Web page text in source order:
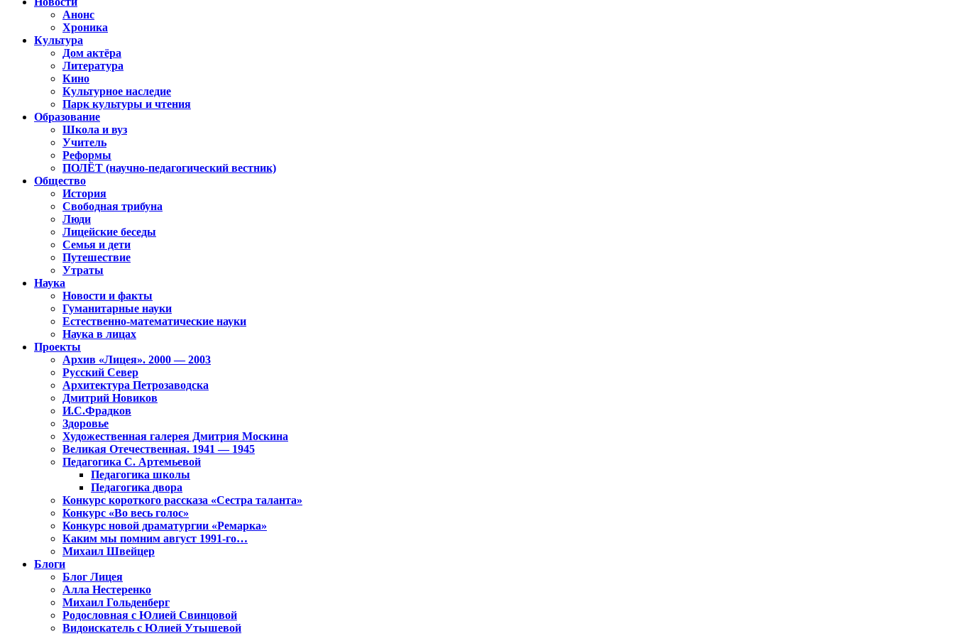
Анонс
Хроника
Культура
Дом актёра
Литература
Кино
Культурное наследие
Парк культуры и чтения
Образование
Школа и вуз
Учитель
Реформы
ПОЛЁТ (научно-педагогический вестник)
Общество
История
Свободная трибуна
Люди
Лицейские беседы
Семья и дети
Путешествие
Утраты
Наука
Новости и факты
Гуманитарные науки
Естественно-математические науки
Наука в лицах
Проекты
Архив «Лицея». 2000 — 2003
Русский Север
Архитектура Петрозаводска
Дмитрий Новиков
И.С.Фрадков
Здоровье
Художественная галерея Дмитрия Москина
Великая Отечественная. 1941 — 1945
Педагогика С. Артемьевой
Педагогика школы
Педагогика двора
Конкурс короткого рассказа «Сестра таланта»
Конкурс «Во весь голос»
Конкурс новой драматургии «Ремарка»
Каким мы помним август 1991-го…
Михаил Швейцер
Блоги
Блог Лицея
Алла Нестеренко
Михаил Гольденберг
Родословная с Юлией Свинцовой
Видоискатель с Юлией Утышевой